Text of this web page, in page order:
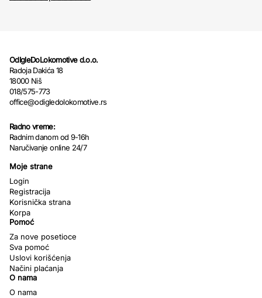
OdIgleDoLokomotive d.o.o.
Radoja Dakića 18
18000 Niš
018/575-773
office@odigledolokomotive.rs
Radno vreme:
Radnim danom od 9-16h
Naručivanje online 24/7
Moje strane
Login
Registracija
Korisnička strana
Korpa
Pomoć
Za nove posetioce
Sva pomoć
Uslovi korišćenja
Načini plaćanja
O nama
O nama